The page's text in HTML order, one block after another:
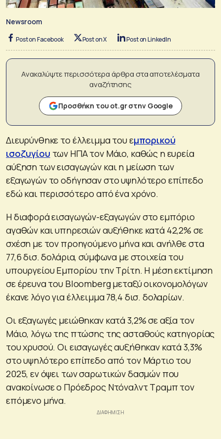
Newsroom
Post on Facebook Post on X Post on LinkedIn
Ανακαλύψτε περισσότερα άρθρα στα αποτελέσματα
αναζήτησης
Προσθήκη του ot.gr στην Google
Διευρύνθηκε το έλλειμμα του εμπορικού
ισοζυγίου των ΗΠΑ τον Μάιο, καθώς η ευρεία
αύξηση των εισαγωγών και η μείωση των
εξαγωγών το οδήγησαν στο υψηλότερο επίπεδο
εδώ και περισσότερο από ένα χρόνο.
Η διαφορά εισαγωγών-εξαγωγών στο εμπόριο
αγαθών και υπηρεσιών αυξήθηκε κατά 42,2% σε
σχέση με τον προηγούμενο μήνα και ανήλθε στα
77,6 δισ. δολάρια, σύμφωνα με στοιχεία του
υπουργείου Εμπορίου την Τρίτη. Η μέση εκτίμηση
σε έρευνα του Bloomberg μεταξύ οικονομολόγων
έκανε λόγο για έλλειμμα 78,4 δισ. δολαρίων.
Οι εξαγωγές μειώθηκαν κατά 3,2% σε αξία τον
Μάιο, λόγω της πτώσης της ασταθούς κατηγορίας
του χρυσού. Οι εισαγωγές αυξήθηκαν κατά 3,3%
στο υψηλότερο επίπεδο από τον Μάρτιο του
2025, εν όψει των σαρωτικών δασμών που
ανακοίνωσε ο Πρόεδρος Ντόναλντ Τραμπ τον
επόμενο μήνα.